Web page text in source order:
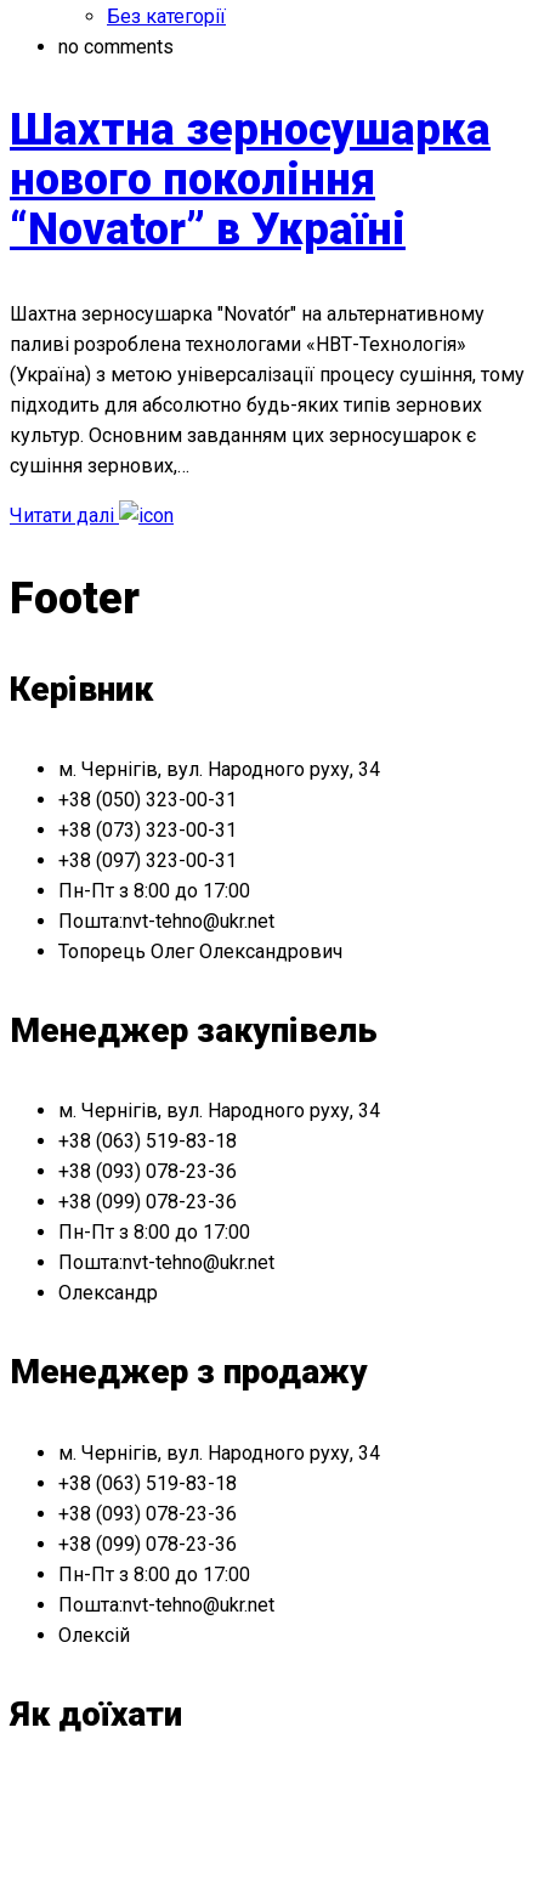
Без категорії
no comments
Шахтна зерносушарка
нового покоління
“Novator” в Україні
Шахтна зерносушарка "Novatо́r" на альтернативному
паливі розроблена технологами «НВТ-Технологія»
(Україна) з метою універсалізації процесу сушіння, тому
підходить для абсолютно будь-яких типів зернових
культур. Основним завданням цих зерносушарок є
сушіння зернових,…
Читати далі
Footer
Керівник
м. Чернігів, вул. Народного руху, 34
+38 (050) 323-00-31
+38 (073) 323-00-31
+38 (097) 323-00-31
Пн-Пт з 8:00 до 17:00
Пошта:nvt-tehno@ukr.net
Топорець Олег Олександрович
Менеджер закупівель
м. Чернігів, вул. Народного руху, 34
+38 (063) 519-83-18
+38 (093) 078-23-36
+38 (099) 078-23-36
Пн-Пт з 8:00 до 17:00
Пошта:nvt-tehno@ukr.net
Олександр
Менеджер з продажу
м. Чернігів, вул. Народного руху, 34
+38 (063) 519-83-18
+38 (093) 078-23-36
+38 (099) 078-23-36
Пн-Пт з 8:00 до 17:00
Пошта:nvt-tehno@ukr.net
Олексій
Як доїхати